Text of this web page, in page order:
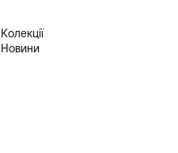
Колекції
Новини